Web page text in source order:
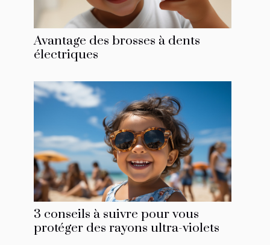
Avantage des brosses à dents
électriques
3 conseils à suivre pour vous
protéger des rayons ultra-violets